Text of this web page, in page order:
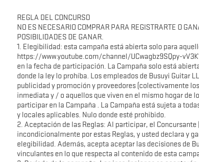
REGLA DEL CONCURSO
NO ES NECESARIO COMPRAR PARA REGISTRARTE O
POSIBILIDADES DE GANAR.
1. Elegibilidad: esta campaña está abierta solo para
https://www.youtube.com/channel/UCwagbz9SQpy-
en la fecha de participación. La Campaña solo está
donde la ley lo prohíba. Los empleados de Busuyi Guitar
publicidad y promoción y proveedores (colectivamente
inmediata y / o aquellos que viven en el mismo hogar de
participar en la Campaña . La Campaña está sujeta a
y locales aplicables. Nulo donde esté prohibido.
2. Aceptación de las Reglas: Al participar, el
incondicionalmente por estas Reglas, y usted declara y
elegibilidad. Además, acepta aceptar las decisiones de
vinculantes en lo que respecta al contenido de esta